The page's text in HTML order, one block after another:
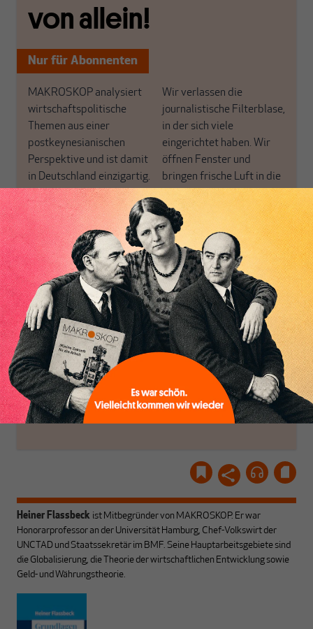
von allein!
Nur für Abonnenten
MAKROSKOP analysiert
wirtschaftspolitische
Themen aus einer
postkeynesianischen
Perspektive und ist damit
in Deutschland einzigartig.
MAKROSKOP steht für
das große Ganze. Wir
haben einen Blick auf
Geld, Wirtschaft und
Politik, den Sie so
woanders nicht finden.
Dabei leben wir von
unseren Autoren, ihren
Recherchen, ihrem Wissen
und ihrem Enthusiasmus.
Gemeinsam scheren wir
aus den schmaler
werdenden Leitplanken
des Denkens aus.
Wir verlassen die
journalistische Filterblase,
in der sich viele
eingerichtet haben. Wir
öffnen Fenster und
bringen frische Luft in die
engen und verstaubten
Debattenräume.
Brauchen Sie auch frische
Luft? Dann folgen Sie
einfach dem Button.
ABONNIEREN SIE
MAKROSKOP
Schon Abonnent? Dann
einloggen!
Heiner Flassbeck ist Mitbegründer von MAKROSKOP. Er war
Honorarprofessor an der Universität Hamburg, Chef-Volkswirt der
UNCTAD und Staatssekretär im BMF. Seine Hauptarbeitsgebiete sind
die Globalisierung, die Theorie der wirtschaftlichen Entwicklung sowie
Geld- und Währungstheorie.